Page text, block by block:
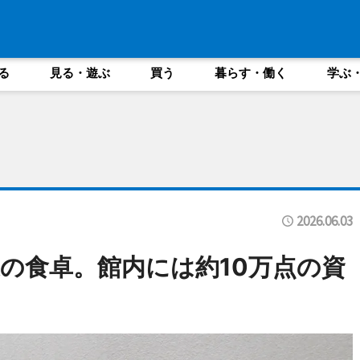
見る・遊ぶ 買う 暮らす・働く 学ぶ
2026.06.03
食卓。館内には約10万点の資